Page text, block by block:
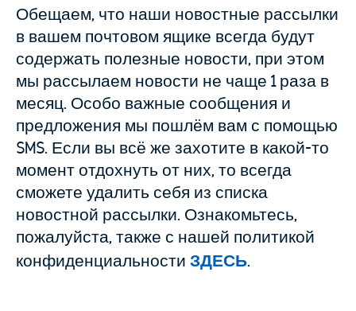
Обещаем, что наши новостные рассылки
в вашем почтовом ящике всегда будут
содержать полезные новости, при этом
мы рассылаем новости не чаще 1 раза в
месяц. Особо важные сообщения и
предложения мы пошлём вам с помощью
SMS. Если вы всё же захотите в какой-то
момент отдохнуть от них, то всегда
сможете удалить себя из списка
новостной рассылки. Ознакомьтесь,
пожалуйста, также с нашей политикой
конфиденциальности ЗДЕСЬ.